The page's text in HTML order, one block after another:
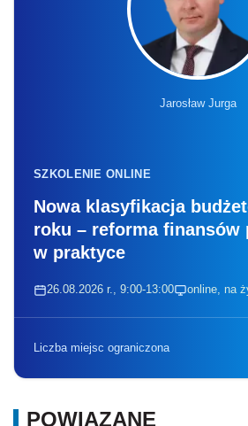
Jarosław Jurga
SZKOLENIE ONLINE
Nowa klasyfikacja
roku – reforma finansów
w praktyce
26.08.2026 r., 9:00-13:00 online, na
Liczba miejsc ograniczona
POWIĄZANE